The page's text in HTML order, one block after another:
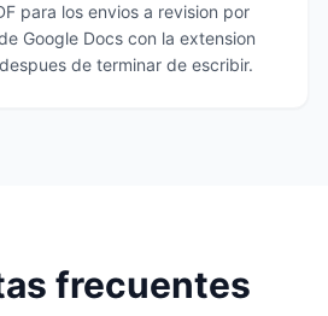
para los envios a revision por
Google Docs con la extension
de terminar de escribir.
frecuentes